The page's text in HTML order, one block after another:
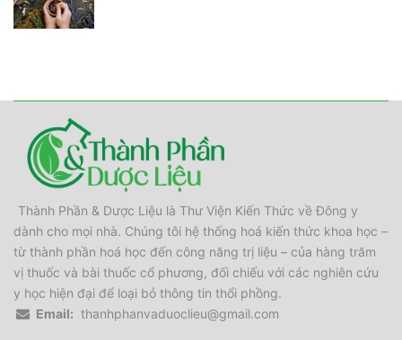
Thành Phần & Dược Liệu là Thư Viện Kiến Thức về Đông y
dành cho mọi nhà. Chúng tôi hệ thống hoá kiến thức khoa học –
từ thành phần hoá học đến công năng trị liệu – của hàng trăm
vị thuốc và bài thuốc cổ phương, đối chiếu với các nghiên cứu
y học hiện đại để loại bỏ thông tin thổi phồng.
Email: thanhphanvaduoclieu@gmail.com